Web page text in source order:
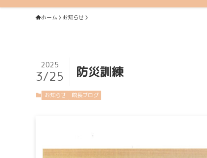
ホーム お知らせ
防災訓練
2025
3/25
お知らせ 館長ブログ